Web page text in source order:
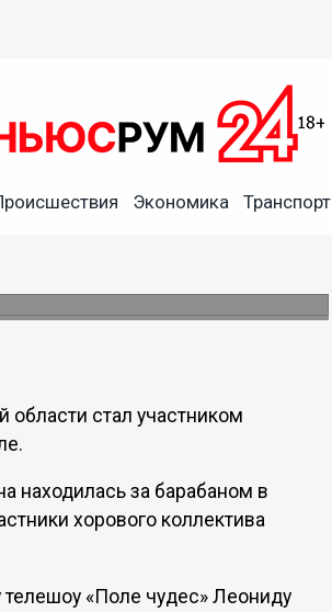
Экономика Транспорт
в
области стал участником
находилась за барабаном в
хорового коллектива
«Поле чудес» Леониду